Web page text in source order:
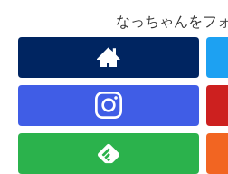
なっちゃんをフ